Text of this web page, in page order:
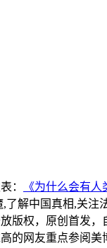
： 《为什么会有人
了解中国真相,关注
版权，原创首发，
的网友重点参阅美